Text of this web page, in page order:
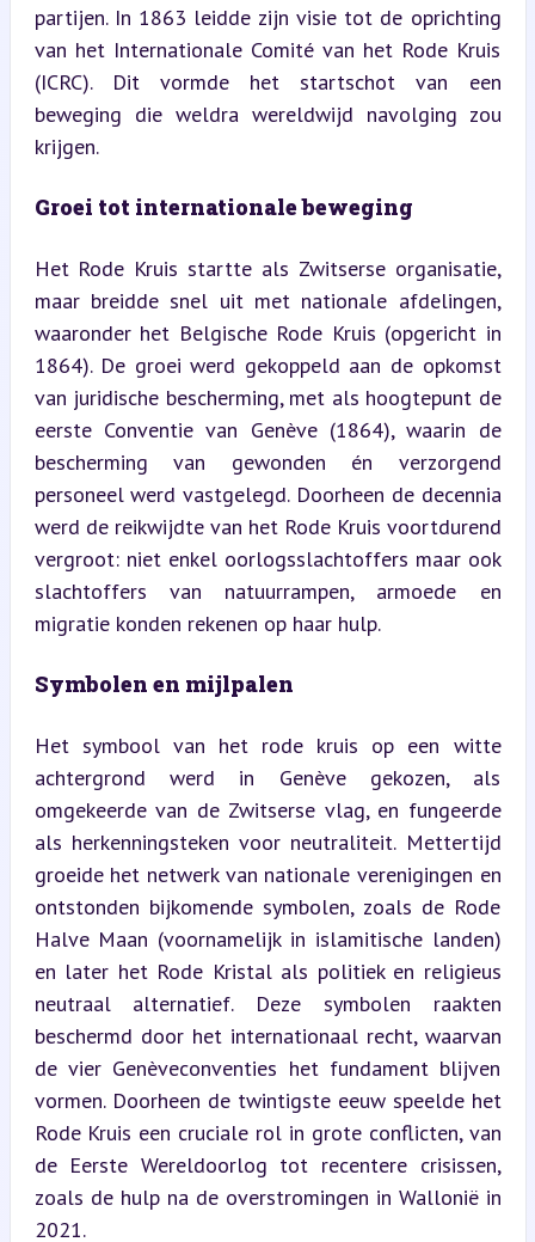
partijen. In 1863 leidde zijn visie tot de oprichting
van het Internationale Comité van het Rode Kruis
(ICRC). Dit vormde het startschot van een
beweging die weldra wereldwijd navolging zou
krijgen.
Groei tot internationale beweging
Het Rode Kruis startte als Zwitserse organisatie,
maar breidde snel uit met nationale afdelingen,
waaronder het Belgische Rode Kruis (opgericht in
1864). De groei werd gekoppeld aan de opkomst
van juridische bescherming, met als hoogtepunt de
eerste Conventie van Genève (1864), waarin de
bescherming van gewonden én verzorgend
personeel werd vastgelegd. Doorheen de decennia
werd de reikwijdte van het Rode Kruis voortdurend
vergroot: niet enkel oorlogsslachtoffers maar ook
slachtoffers van natuurrampen, armoede en
migratie konden rekenen op haar hulp.
Symbolen en mijlpalen
Het symbool van het rode kruis op een witte
achtergrond werd in Genève gekozen, als
omgekeerde van de Zwitserse vlag, en fungeerde
als herkenningsteken voor neutraliteit. Mettertijd
groeide het netwerk van nationale verenigingen en
ontstonden bijkomende symbolen, zoals de Rode
Halve Maan (voornamelijk in islamitische landen)
en later het Rode Kristal als politiek en religieus
neutraal alternatief. Deze symbolen raakten
beschermd door het internationaal recht, waarvan
de vier Genèveconventies het fundament blijven
vormen. Doorheen de twintigste eeuw speelde het
Rode Kruis een cruciale rol in grote conflicten, van
de Eerste Wereldoorlog tot recentere crisissen,
zoals de hulp na de overstromingen in Wallonië in
2021.